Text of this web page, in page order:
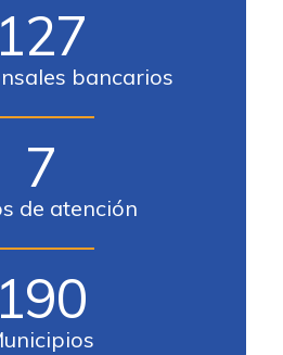
127
bancarios
7
de atención
190